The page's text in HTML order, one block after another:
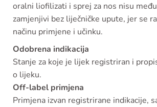
oralni liofilizati i sprej za nos nisu
zamjenjivi bez liječničke upute, jer se
načinu primjene i učinku.
Odobrena indikacija
Stanje za koje je lijek registriran i
o lijeku.
Off-label primjena
Primjena izvan registrirane indikacije,